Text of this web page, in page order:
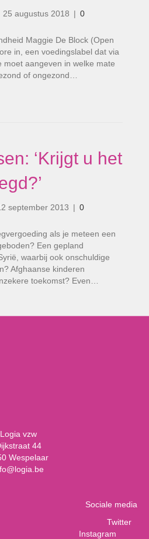
25 augustus 2018 | 0
Maggie De Block (Open
in, een voedingslabel dat via
moet aangeven in welke mate
of ongezond…
‘Krijgt u het
september 2013 | 0
als je meteen een
Een gepland
waarbij ook onschuldige
Afghaanse kinderen
toekomst? Even…
Logia vzw
44
Wespelaar
Sociale media
Twitter
Instagram